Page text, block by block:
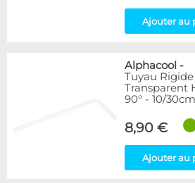
Ajouter au
Alphacool -
Tuyau Rigide
Transparent
90° - 10/30cm
8,90 €
Ajouter au